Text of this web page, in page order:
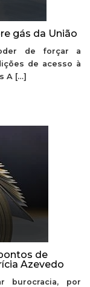
gás da União
de forçar a
de acesso à
A […]
de
Azevedo
burocracia, por